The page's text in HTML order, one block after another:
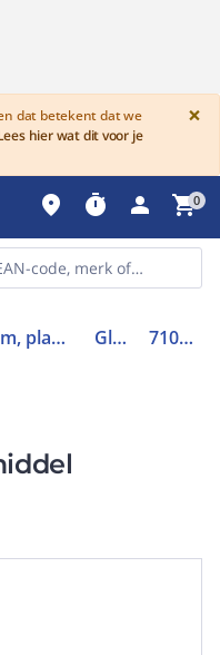
dat betekent dat we
hier wat dit voor je
×
place timer person shopping_cart0
Lijm, plamuur en kitten Glijmiddel 7100037108